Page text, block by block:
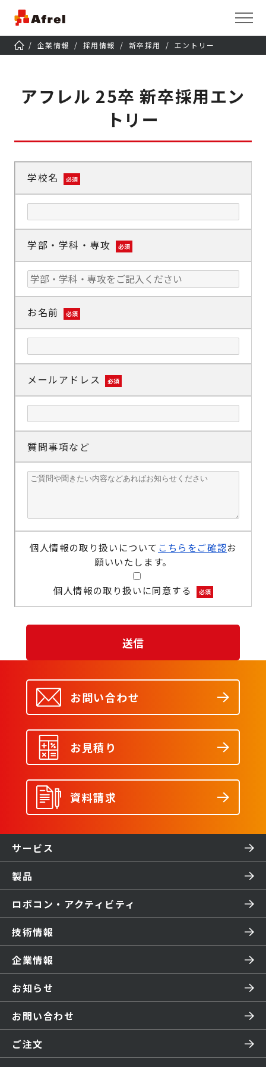
企業情報 採用情報 新卒採用 エントリー
アフレル 25卒 新卒採用エン
トリー
学校名 必須
学部・学科・専攻 必須
お名前 必須
メールアドレス 必須
質問事項など
個人情報の取り扱いについて こちらをご確認お
願いいたします。
個人情報の取り扱いに同意する 必須
お問い合わせ
お見積り
資料請求
サービス
製品
ロボコン・アクティビティ
技術情報
企業情報
お知らせ
お問い合わせ
ご注文